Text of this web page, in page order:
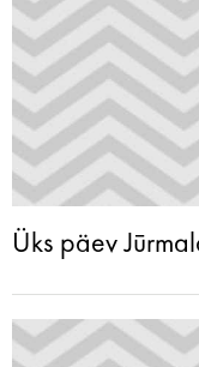
Üks päev